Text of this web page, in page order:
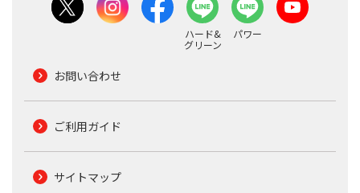
ハード&
グリーン
パワー
お問い合わせ
ご利用ガイド
サイトマップ